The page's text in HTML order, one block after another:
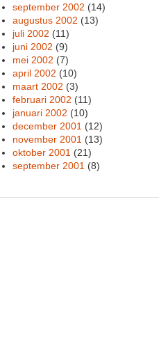
september 2002 (14)
augustus 2002 (13)
juli 2002 (11)
juni 2002 (9)
mei 2002 (7)
april 2002 (10)
maart 2002 (3)
februari 2002 (11)
januari 2002 (10)
december 2001 (12)
november 2001 (13)
oktober 2001 (21)
september 2001 (8)